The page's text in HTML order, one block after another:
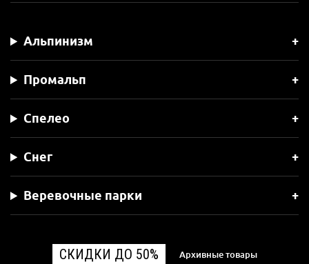
Альпинизм
Промальп
Спелео
Снег
Веревочные парки
СКИДКИ ДО 50% Архивные товары